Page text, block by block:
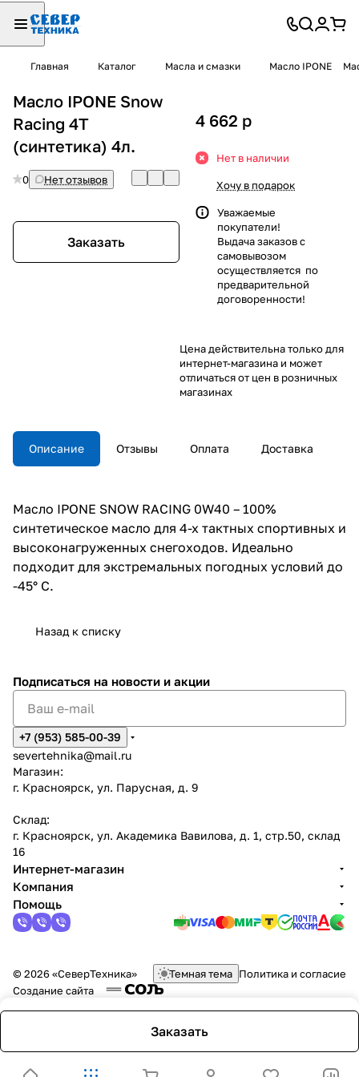
Главная Каталог Масла и смазки Масло IPONE
Масло IPONE Snow
Racing 4T
(синтетика) 4л.
0 Нет отзывов
Заказать
4 662 p
Нет в наличии
Хочу в подарок
Уважаемые
покупатели!
Выдача заказов с
самовывозом
осуществляется по
предварительной
договоренности!
Цена действительна только для
интернет-магазина и может
отличаться от цен в розничных
магазинах
Описание Отзывы Оплата Доставка
Масло IPONE SNOW RACING 0W40 – 100%
синтетическое масло для 4-х тактных спортивных и
высоконагруженных снегоходов. Идеально
подходит для экстремальных погодных условий до
-45° C.
Назад к списку
Заказать
Подписаться на новости и акции
+7 (953) 585-00-39
severtehnika@mail.ru
Магазин:
г. Красноярск, ул. Парусная, д. 9
Склад:
г. Красноярск, ул. Академика Вавилова, д. 1, стр.50, склад
16
Интернет-магазин
Компания
Помощь
© 2026 «СеверТехника» Темная тема Политика и согласие
Создание сайта